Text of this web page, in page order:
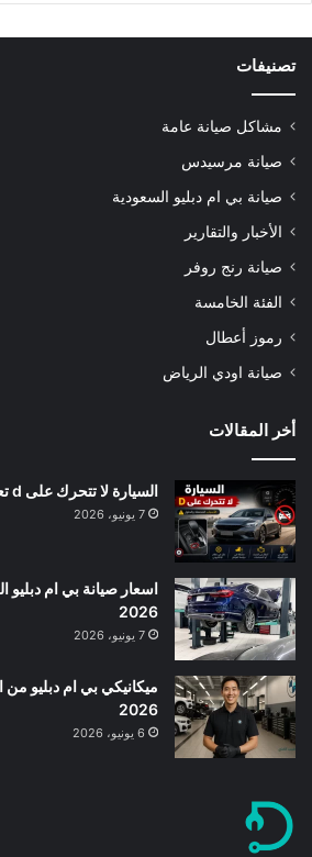
تصنيفات
مشاكل صيانة عامة
صيانة مرسيدس
صيانة بي ام دبليو السعودية
الأخبار والتقارير
صيانة رنج روفر
الفئة الخامسة
رموز أعطال
صيانة اودي الرياض
أخر المقالات
السيارة لا تتحرك على d تعرف على الأسباب 2026
7 يونيو، 2026
اسعار صيانة بي ام دبليو
2026
7 يونيو، 2026
ميكانيكي بي ام دبليو
2026
6 يونيو، 2026